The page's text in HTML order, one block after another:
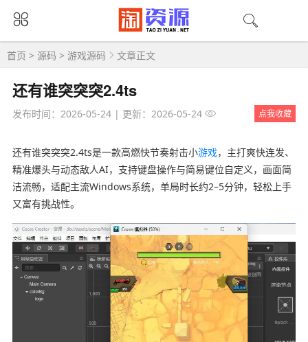
首页 > 源码 > 游戏源码 文章正文
还有谁突突突2.4ts
发布时间：2026-05-24| 更新：2026-05-24 点我收藏
还有谁突突突2.4ts是一款高燃快节奏射击小游戏，主打爽快连发、
精准爆头与动态敌人AI，支持键盘操作与简易键位自定义，画面简
洁流畅，适配主流Windows系统，单局时长约2–5分钟，轻松上手
又富有挑战性。